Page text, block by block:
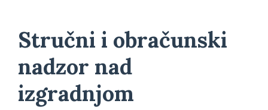
Stručni i obračunski
nadzor nad
izgradnjom